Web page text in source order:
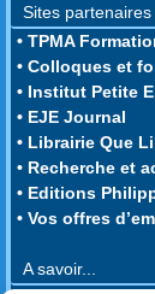
Sites partenaires
• TPMA
• Colloques et
• Institut Petite
• EJE Journal
• Librairie Que
• Recherche et
• Editions
• Vos offres
A savoir...